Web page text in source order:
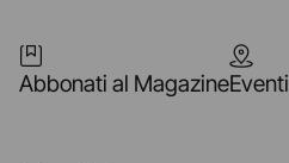
Abbonati al MagazineEventi